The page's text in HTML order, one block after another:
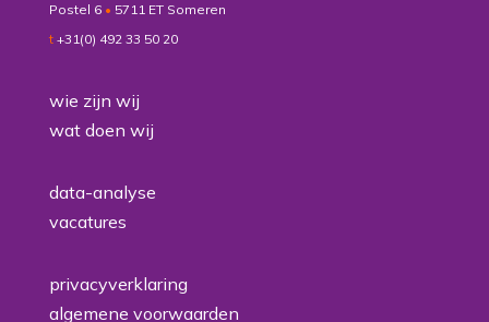
Postel 6 • 5711 ET Someren
t +31(0) 492 33 50 20
wie zijn wij
wat doen wij
data-analyse
vacatures
privacyverklaring
algemene voorwaarden